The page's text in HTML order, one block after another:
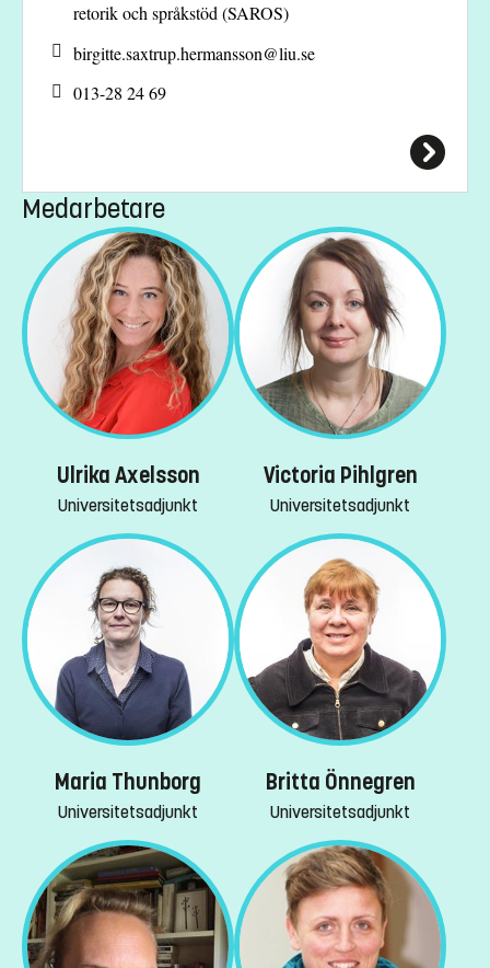
retorik och språkstöd (SAROS)
birgitte.saxtrup.hermansson@liu.se
013-28 24 69
Medarbetare
Ulrika Axelsson
Universitetsadjunkt
Victoria Pihlgren
Universitetsadjunkt
Maria Thunborg
Universitetsadjunkt
Britta Önnegren
Universitetsadjunkt